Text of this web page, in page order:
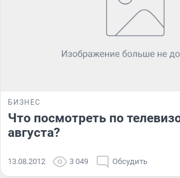
БИЗНЕС
Что посмотреть по
августа?
13.08.2012 3 049 Обсудить